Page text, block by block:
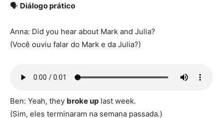
🗣️ Diálogo prático
Anna: Did you hear about Mark and Julia?
(Você ouviu falar do Mark e da Julia?)
Ben: Yeah, they broke up last week.
(Sim, eles terminaram na semana passada.)